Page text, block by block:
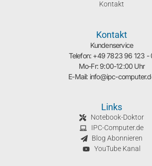
Kontakt
Kontakt
Kundenservice
Telefon: +49 7823 96 123 -
Mo-Fr: 9:00-12:00 Uhr
E-Mail: info@ipc-
Links
Notebook-Doktor
IPC-Computer.de
Blog Abonnieren
YouTube Kanal